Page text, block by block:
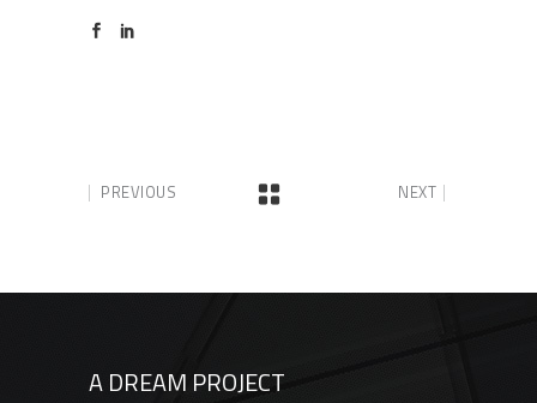
PREVIOUS NEXT
A DREAM PROJECT